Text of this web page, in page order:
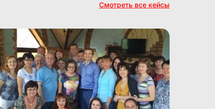
Смотреть все кейсы